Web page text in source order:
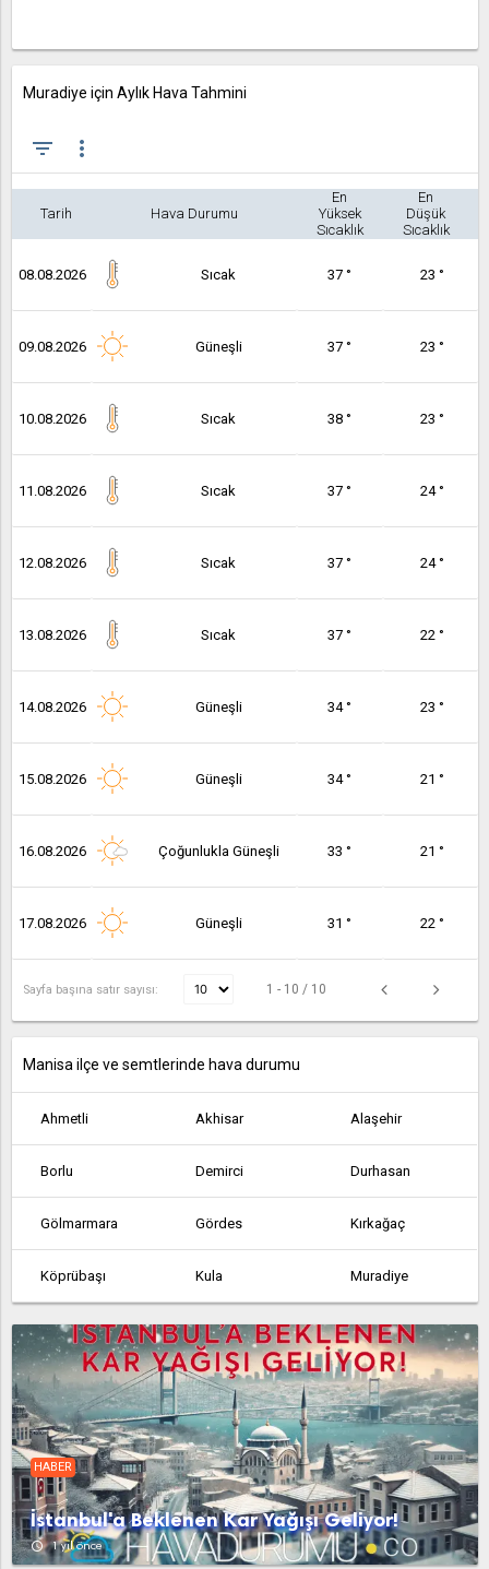
Muradiye için Aylık Hava Tahmini
filter_list more_vert
Tarih Hava Durumu
En
Yüksek
Sıcaklık
En
Düşük
Sıcaklık
08.08.2026 Sıcak 37 ° 23 °
09.08.2026 Güneşli 37 ° 23 °
10.08.2026 Sıcak 38 ° 23 °
11.08.2026 Sıcak 37 ° 24 °
12.08.2026 Sıcak 37 ° 24 °
13.08.2026 Sıcak 37 ° 22 °
14.08.2026 Güneşli 34 ° 23 °
15.08.2026 Güneşli 34 ° 21 °
16.08.2026 Çoğunlukla Güneşli 33 ° 21 °
17.08.2026 Güneşli 31 ° 22 °
Sayfa başına satır sayısı: 1 - 10 / 10
Manisa ilçe ve semtlerinde hava durumu
Ahmetli Akhisar Alaşehir
Borlu Demirci Durhasan
Gölmarmara Gördes Kırkağaç
Köprübaşı Kula Muradiye
Salihli Sarıçam Sarıgöl
Saruhanlı Selendi Söğütçük
Soma Turgutlu Urganlı
Yeşilyurt
HABER
İstanbul'a Beklenen Kar Yağışı Geliyor!
access_time 1 yıl önce